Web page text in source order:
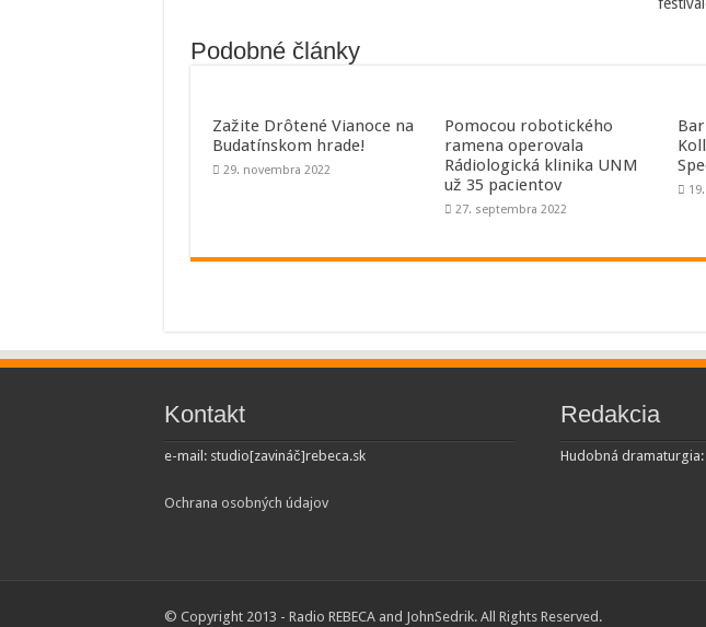
Podobné články
Zažite Drôtené Vianoce na
Budatínskom hrade!
29. novembra 2022
Pomocou robotického
ramena operovala
Rádiologická klinika UNM
už 35 pacientov
27. septembra 2022
Kontakt
e-mail: studio[zavináč]rebeca.sk
Ochrana osobných údajov
Redakcia
Hudobná
© Copyright 2013 - Radio REBECA and JohnSedrik. All Rights Reserved.